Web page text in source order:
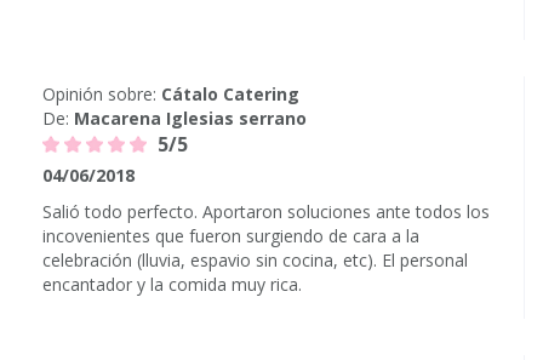
Opinión sobre: Cátalo Catering
De: Macarena Iglesias serrano
5/5
04/06/2018
Salió todo perfecto. Aportaron soluciones ante todos los
incovenientes que fueron surgiendo de cara a la
celebración (lluvia, espavio sin cocina, etc). El personal
encantador y la comida muy rica.